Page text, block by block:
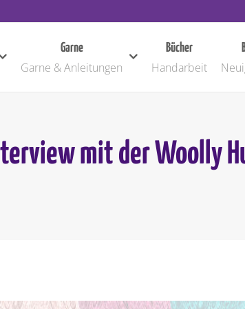
Garne
Garne & Anleitungen
Bücher
Handarbeit
mit der Woolly